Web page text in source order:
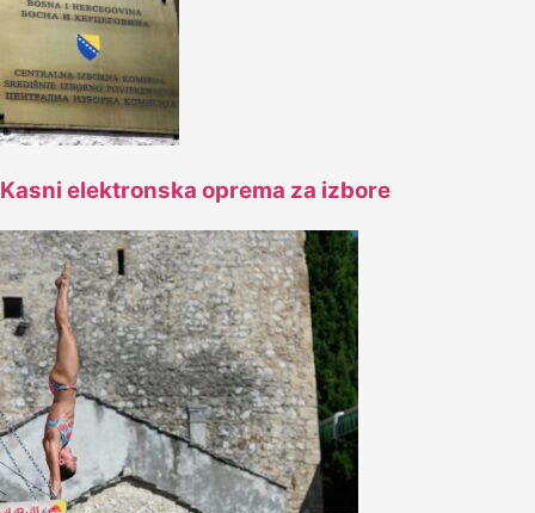
Kasni elektronska oprema za izbore